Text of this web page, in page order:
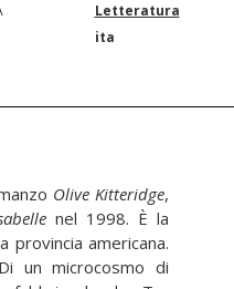
Letteratura
ita
Olive Kitteridge,
nel 1998. È la
provincia americana.
un microcosmo di